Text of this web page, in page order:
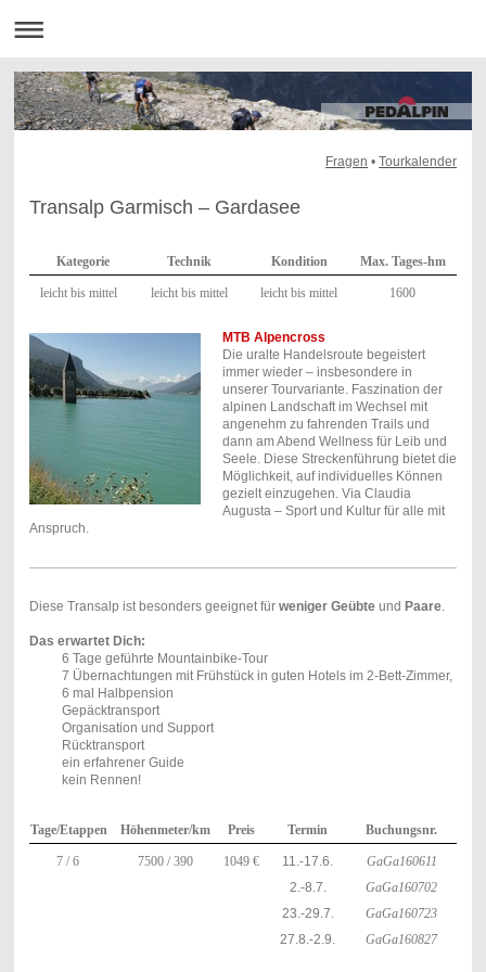
Fragen •Tourkalender
Transalp Garmisch – Gardasee
Kategorie Technik Kondition Max. Tages-hm
leicht bis mittel leicht bis mittel leicht bis mittel 1600
MTB Alpencross
Die uralte Handelsroute begeistert
immer wieder – insbesondere in
unserer Tourvariante. Faszination der
alpinen Landschaft im Wechsel mit
angenehm zu fahrenden Trails und
dann am Abend Wellness für Leib und
Seele. Diese Streckenführung bietet die
Möglichkeit, auf individuelles Können
gezielt einzugehen. Via Claudia
Augusta – Sport und Kultur für alle mit
Anspruch.
Diese Transalp ist besonders geeignet für weniger Geübteund Paare.
Das erwartet Dich:
6 Tage geführte Mountainbike-Tour
7 Übernachtungen mit Frühstück in guten Hotels im 2-Bett-Zimmer,
6 mal Halbpension
Gepäcktransport
Organisation und Support
Rücktransport
ein erfahrener Guide
kein Rennen!
Tage/Etappen Höhenmeter/km Preis Termin Buchungsnr.
7 / 6 7500 / 390 1049 €
11.-17.6.
2.-8.7.
23.-29.7.
27.8.-2.9.
GaGa160611
GaGa160702
GaGa160723
GaGa160827